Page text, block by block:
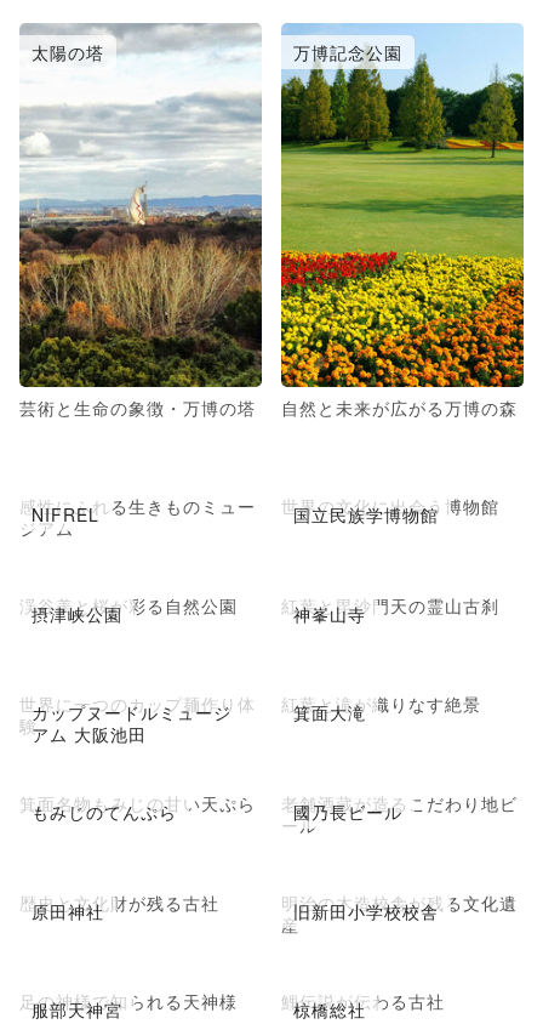
太陽の塔
芸術と生命の象徴・万博の塔
万博記念公園
自然と未来が広がる万博の森
NIFREL
感性にふれる生きものミュー
ジアム
国立民族学博物館
世界の文化に出会う博物館
摂津峡公園
渓谷美と桜が彩る自然公園 神峯山寺
紅葉と毘沙門天の霊山古刹
カップヌードルミュージ
アム 大阪池田
世界に一つのカップ麺作り体
験
箕面大滝
紅葉と滝が織りなす絶景
もみじのてんぷら
箕面名物もみじの甘い天ぷら 國乃長ビール
老舗酒蔵が造るこだわり地ビ
ール
原田神社
歴史と文化財が残る古社 旧新田小学校校舎
明治の木造校舎が残る文化遺
産
服部天神宮
足の神様で知られる天神様 椋橋総社
鯉伝説が伝わる古社